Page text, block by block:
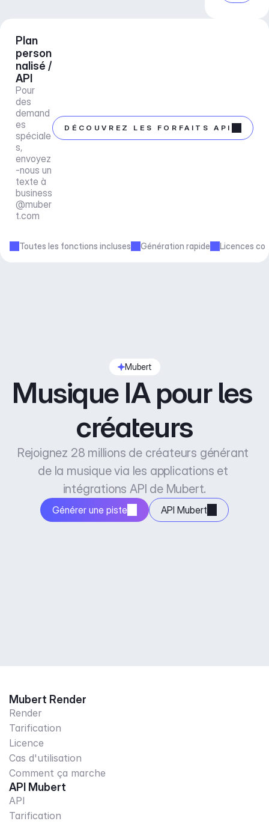
Plan
person
nalisé /
API
Pour
des
demand
es
spéciale
s,
envoyez
-nous un
business
@muber
t.com
DÉCOUVREZ LES FORFAITS API
Toutes les fonctions incluses Génération rapide Licences
Mubert
Musique IA pour les
créateurs
Rejoignez 28 millions de créateurs générant
de la musique via les applications et
intégrations API de Mubert.
Générer une piste API Mubert
Mubert Render
Render
Tarification
Licence
Cas d'utilisation
Comment ça marche
API Mubert
API
Tarification